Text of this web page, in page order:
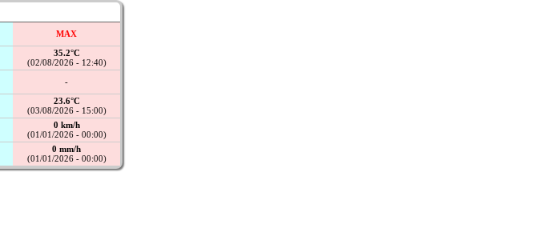
MAX
35.2°C
(02/08/2026 - 12:40)
-
23.6°C
(03/08/2026 - 15:00)
0 km/h
(01/01/2026 - 00:00)
0 mm/h
(01/01/2026 - 00:00)